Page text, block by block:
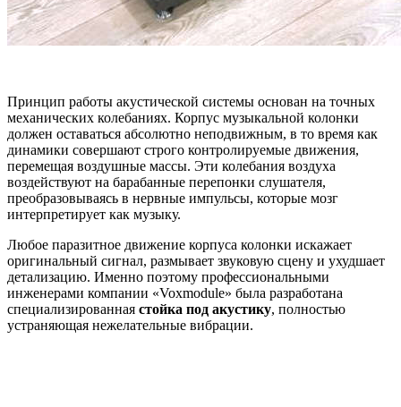
Принцип работы акустической системы основан на точных
механических колебаниях. Корпус музыкальной колонки
должен оставаться абсолютно неподвижным, в то время как
динамики совершают строго контролируемые движения,
перемещая воздушные массы. Эти колебания воздуха
воздействуют на барабанные перепонки слушателя,
преобразовываясь в нервные импульсы, которые мозг
интерпретирует как музыку.
Любое паразитное движение корпуса колонки искажает
оригинальный сигнал, размывает звуковую сцену и ухудшает
детализацию. Именно поэтому профессиональными
инженерами компании «Voxmodule» была разработана
специализированная стойка под акустику, полностью
устраняющая нежелательные вибрации.